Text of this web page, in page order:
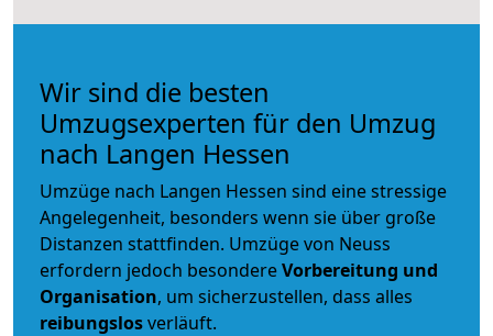
Wir sind die besten
Umzugsexperten für den Umzug
nach Langen Hessen
Umzüge nach Langen Hessen sind eine stressige
Angelegenheit, besonders wenn sie über große
Distanzen stattfinden. Umzüge von Neuss
erfordern jedoch besondereVorbereitung und
Organisation, um sicherzustellen, dass alles
reibungslosverläuft.